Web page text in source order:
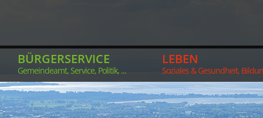
BÜRGERSERVICE
Gemeindeamt, Service, Politik, ...
LEBEN
Soziales & Gesundheit,